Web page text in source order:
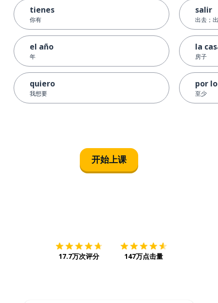
tienes
你有
el año
年
quiero
我想要
salir
出去；
la
房子
por
至少
开始上课
17.7万次评分 147万点击量